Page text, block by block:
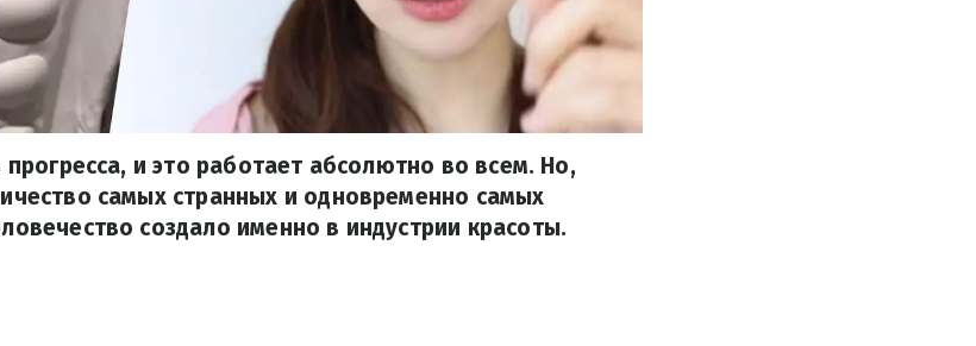
и это работает абсолютно во всем. Но,
самых странных и одновременно самых
создало именно в индустрии красоты.